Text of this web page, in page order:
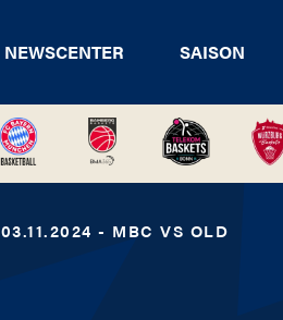
NEWSCENTER SAISON
03.11.2024 - MBC VS OLD